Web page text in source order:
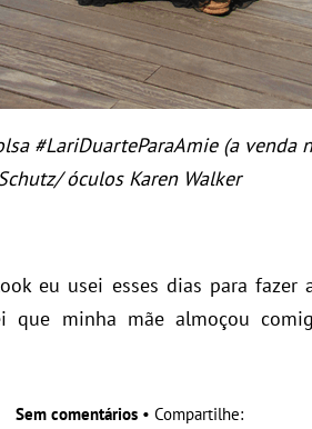
#LariDuarteParaAmie (a venda
óculos Karen Walker
eu usei esses dias para fazer
que minha mãe almoçou
Sem comentários• Compartilhe: